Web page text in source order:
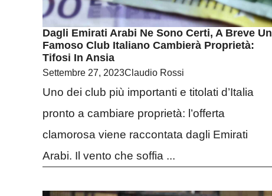
Dagli Emirati Arabi Ne Sono Certi, A Breve Un
Famoso Club Italiano Cambierà Proprietà:
Tifosi In Ansia
Settembre 27, 2023Claudio Rossi
Uno dei club più importanti e titolati d’Italia
pronto a cambiare proprietà: l’offerta
clamorosa viene raccontata dagli Emirati
Arabi. Il vento che soffia ...